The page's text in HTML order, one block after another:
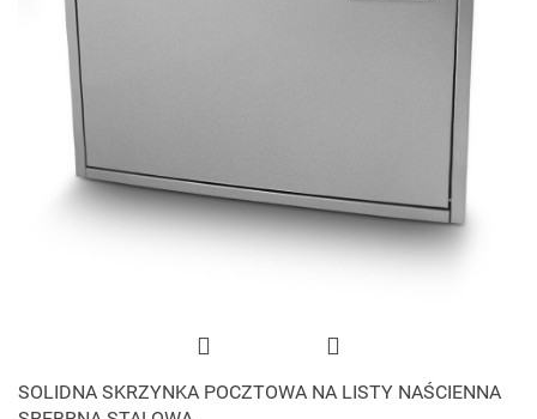
SOLIDNA SKRZYNKA POCZTOWA NA LISTY NAŚCIENNA